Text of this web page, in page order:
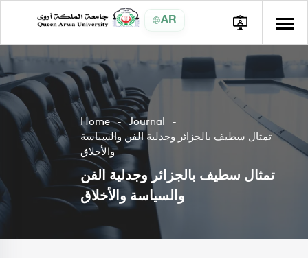
AR
Home
Journal
تمثال سطيف بالجزائر وجدلية الفن والسياسة
والأخلاق
تمثال سطيف بالجزائر وجدلية الفن
والسياسة والأخلاق